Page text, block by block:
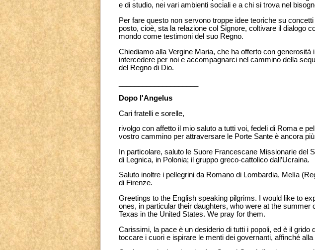
e di studio, nei vari ambienti sociali e a chi si trova nel
Per fare questo non servono troppe idee teoriche su
posto, cioè, sta la relazione col Signore, coltivare il dialogo
mondo come testimoni del suo Regno.
Chiediamo alla Vergine Maria, che ha offerto con generosità
intercedere per noi e accompagnarci nel cammino della
del Regno di Dio.
Dopo l'Angelus
Cari fratelli e sorelle,
rivolgo con affetto il mio saluto a tutti voi, fedeli di Roma e
vostro cammino per attraversare le Porte Sante è ancora
In particolare, saluto le Suore Francescane Missionarie del
di Legnica, in Polonia; il gruppo greco-cattolico dall’Ucraina.
Saluto inoltre i pellegrini da Romano di Lombardia, Melìa
di Firenze.
Greetings to the English speaking pilgrims. I would like to
ones, in particular their daughters, who were at the
Texas in the United States. We pray for them.
Carissimi, la pace è un desiderio di tutti i popoli, ed è il
toccare i cuori e ispirare le menti dei governanti, affinché